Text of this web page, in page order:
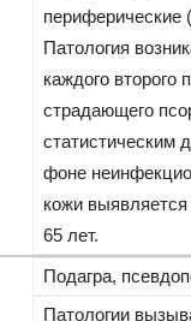
периферические
Патология
каждого второго
страдающего
статистическим
фоне
кожи выявляется
65 лет.
Подагра,
Патологии